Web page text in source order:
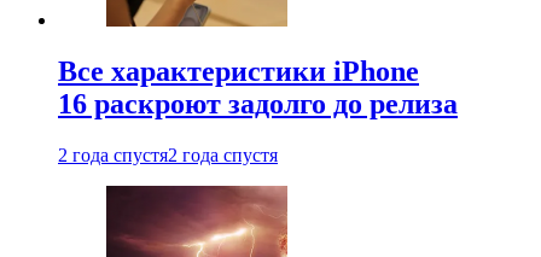
Все характеристики iPhone
16 раскроют задолго до релиза
2 года спустя2 года спустя